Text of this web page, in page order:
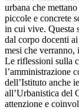
urbana che
piccole e concrete
in cui vive. Questa
dal corpo docenti
mesi che
Le riflessioni sulla
l’amministrazione
dell’Istituto anche
all’Urbanistica del
attenzione e